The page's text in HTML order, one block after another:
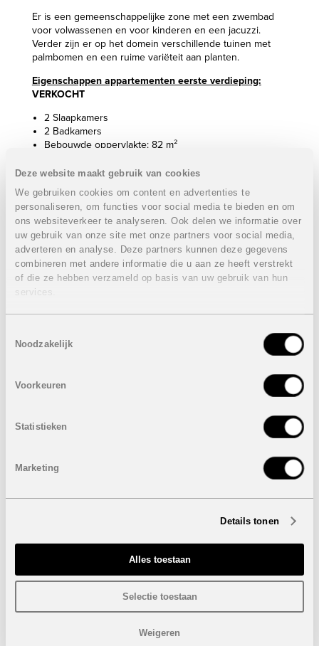
Deze website maakt gebruik van cookies
We gebruiken cookies om content en advertenties te
personaliseren, om functies voor social media te bieden en om
ons websiteverkeer te analyseren. Ook delen we informatie over
uw gebruik van onze site met onze partners voor social media,
adverteren en analyse. Deze partners kunnen deze gegevens
combineren met andere informatie die u aan ze heeft verstrekt
of die ze hebben verzameld op basis van uw gebruik van hun
services.
Noodzakelijk
Voorkeuren
Statistieken
Marketing
Details tonen
Alles toestaan
Selectie toestaan
Weigeren
Er is een gemeenschappelijke zone met een zwembad
voor volwassenen en voor kinderen en een jacuzzi.
Verder zijn er op het domein verschillende tuinen met
palmbomen en een ruime variëteit aan planten.
Eigenschappen appartementen eerste verdieping:
VERKOCHT
2 Slaapkamers
2 Badkamers
Bebouwde oppervlakte: 82 m²
Autostaanplaats en berging
Prijs:VERKOCHT
Eigenschappen appartementen tweede verdieping:
VERKOCHT
2 Slaapkamers
2 Badkamers
Bebouwde oppervlakte: 82 m²
Ingemaakte kasten